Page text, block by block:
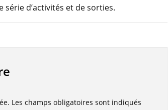
d’activités et de sorties.
Les champs obligatoires sont indiqués